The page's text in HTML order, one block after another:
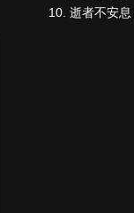
逝者不安息